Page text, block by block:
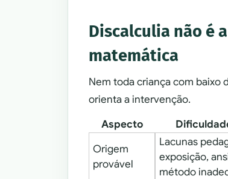
Discalculia não é
matemática
Nem toda criança com baixo
orienta a intervenção.
Aspecto
Origem
provável
Lacunas
exposição,
método